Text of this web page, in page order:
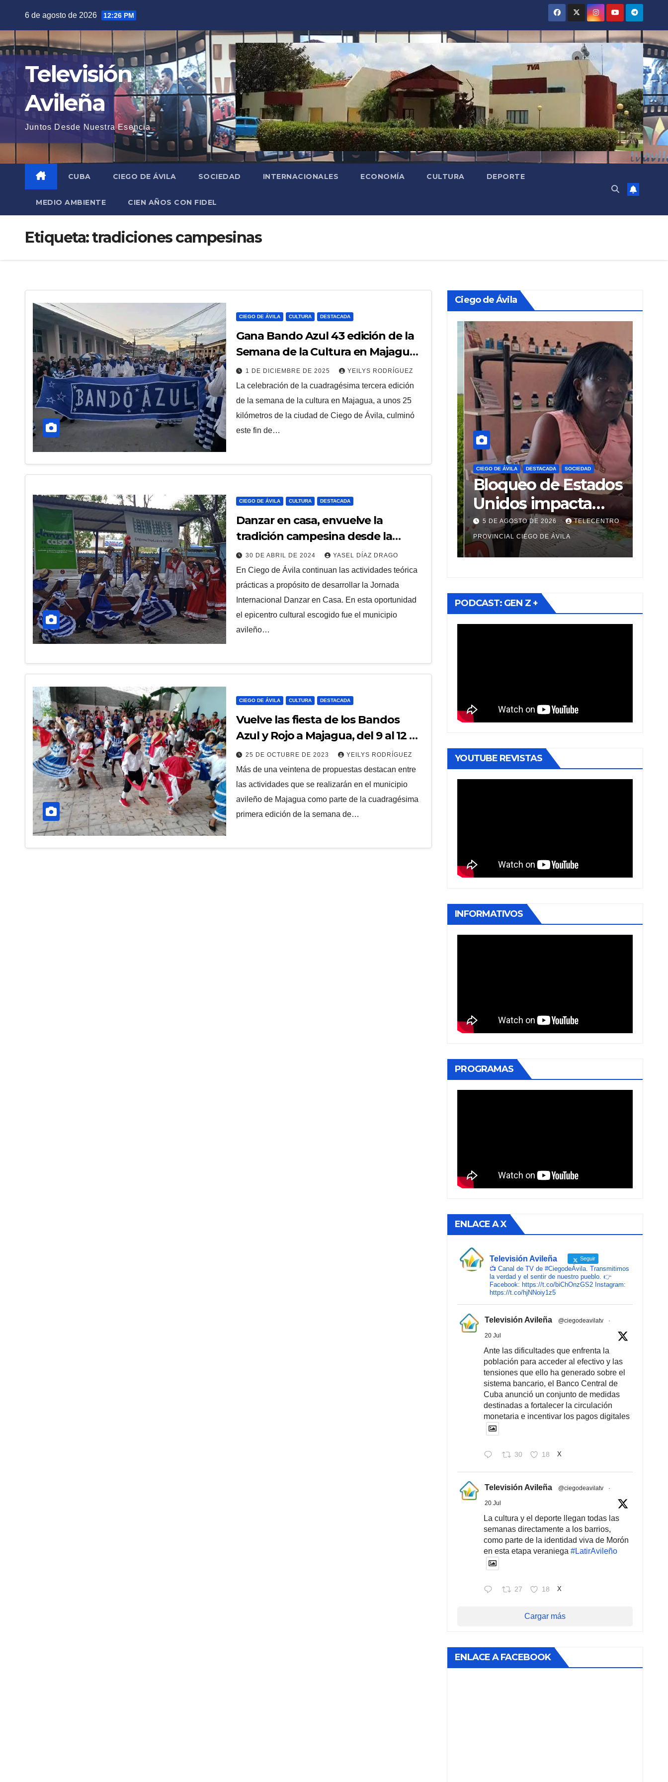
contenido
6 de agosto de 2026 12:26 PM
Televisión
Avileña
Juntos Desde Nuestra Esencia
CUBA CIEGO DE ÁVILA SOCIEDAD INTERNACIONALES ECONOMÍA CULTURA DEPORTE
MEDIO AMBIENTE CIEN AÑOS CON FIDEL
Etiqueta:tradiciones campesinas
CIEGO DE ÁVILA CULTURA DESTACADA
Gana Bando Azul 43 edición de la
Semana de la Cultura en Majagua
(+Fotos)
1 DE DICIEMBRE DE 2025 YEILYS RODRÍGUEZ
La celebración de la cuadragésima tercera edición
de la semana de la cultura en Majagua, a unos 25
kilómetros de la ciudad de Ciego de Ávila, culminó
este fin de…
CIEGO DE ÁVILA CULTURA DESTACADA
Danzar en casa, envuelve la
tradición campesina desde la
escena
30 DE ABRIL DE 2024 YASEL DÍAZ DRAGO
En Ciego de Ávila continuan las actividades teórica
prácticas a propósito de desarrollar la Jornada
Internacional Danzar en Casa. En esta oportunidad
el epicentro cultural escogido fue el municipio
avileño…
CIEGO DE ÁVILA CULTURA DESTACADA
Vuelve las fiesta de los Bandos
Azul y Rojo a Majagua, del 9 al 12 de
noviembre
25 DE OCTUBRE DE 2023 YEILYS RODRÍGUEZ
Más de una veintena de propuestas destacan entre
las actividades que se realizarán en el municipio
avileño de Majagua como parte de la cuadragésima
primera edición de la semana de…
Ciego de Ávila
Fidel
5 DE AGOSTO DE 2026 TELECENTRO
PROVINCIAL CIEGO DE ÁVILA
implementa
Estrategias de
Desarrollo Municipal
en sus diez
territorios
5 DE AGOSTO DE 2026
PROVINCIAL CIEGO DE ÁVILA
CIEGO DE ÁVILA DESTACADA SOCIEDAD
Bloqueo de Estados
Unidos impacta
fuertemente el
acceso a
medicamentos
5 DE AGOSTO DE 2026 TELECENTRO
PROVINCIAL CIEGO DE ÁVILA
PODCAST: GEN Z +
YOUTUBE REVISTAS
INFORMATIVOS
PROGRAMAS
ENLACE A X
Televisión Avileña Seguir
📺 Canal de TV de #CiegodeÁvila. Transmitimos
la verdad y el sentir de nuestro pueblo. 👉
Facebook: https://t.co/biChOnzGS2 Instagram:
https://t.co/hjNNoiy1z5
Televisión Avileña @ciegodeavilatv ·
20 Jul
Ante las dificultades que enfrenta la
población para acceder al efectivo y las
tensiones que ello ha generado sobre el
sistema bancario, el Banco Central de
Cuba anunció un conjunto de medidas
destinadas a fortalecer la circulación
monetaria e incentivar los pagos digitales
30 18 X
Televisión Avileña @ciegodeavilatv ·
20 Jul
La cultura y el deporte llegan todas las
semanas directamente a los barrios,
como parte de la identidad viva de Morón
en esta etapa veraniega#LatirAvileño
27 18 X
Cargar más
ENLACE A FACEBOOK